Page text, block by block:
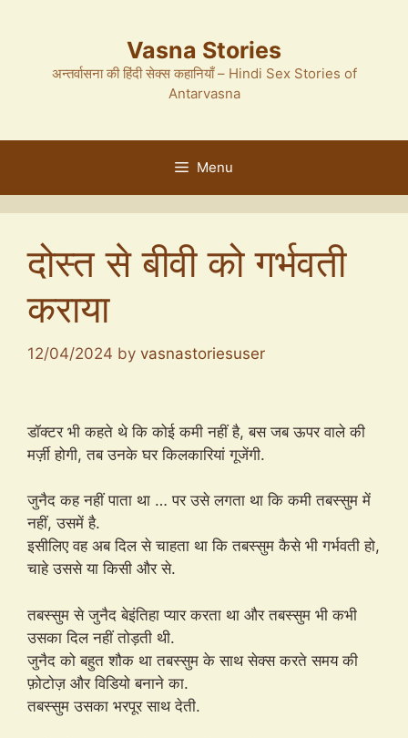
Vasna Stories
अन्तर्वासना की हिंदी सेक्स कहानियाँ – Hindi Sex Stories of
Antarvasna
Menu
दोस्त से बीवी को गर्भवती
कराया
12/04/2024 by vasnastoriesuser
डॉक्टर भी कहते थे कि कोई कमी नहीं है, बस जब ऊपर वाले की
मर्ज़ी होगी, तब उनके घर किलकारियां गूजेंगी.
जुनैद कह नहीं पाता था … पर उसे लगता था कि कमी तबस्सुम में
नहीं, उसमें है.
इसीलिए वह अब दिल से चाहता था कि तबस्सुम कैसे भी गर्भवती हो,
चाहे उससे या किसी और से.
तबस्सुम से जुनैद बेइंतिहा प्यार करता था और तबस्सुम भी कभी
उसका दिल नहीं तोड़ती थी.
जुनैद को बहुत शौक था तबस्सुम के साथ सेक्स करते समय की
फ़ोटोज़ और विडियो बनाने का.
तबस्सुम उसका भरपूर साथ देती.